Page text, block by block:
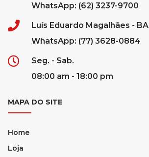
WhatsApp: (62) 3237-9700
Luís Eduardo Magalhães - BA
WhatsApp: (77) 3628-0884
Seg. - Sab.
08:00 am - 18:00 pm
MAPA DO SITE
Home
Loja